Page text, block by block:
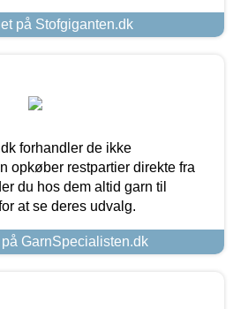
på Stofgiganten.dk
forhandler de ikke
opkøber restpartier direkte fra
du hos dem altid garn til
at se deres udvalg.
GarnSpecialisten.dk